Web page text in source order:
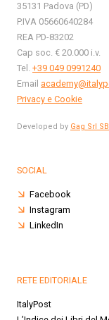
35131 Padova (PD)
P.IVA 05660640284
REA PD-83202
Cap soc. € 20.000 i.v.
Tel. +39 049 0991240
Email
Privacy e Cookie
Developed by Gag Srl SB
SOCIAL
Facebook
Instagram
LinkedIn
RETE EDITORIALE
ItalyPost